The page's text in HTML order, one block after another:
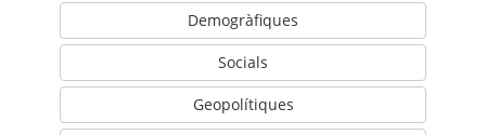
Demogràfiques
Socials
Geopolítiques